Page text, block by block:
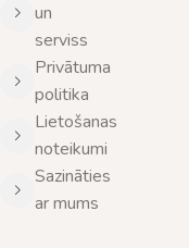
un
serviss
Privātuma
politika
Lietošanas
noteikumi
Sazināties
ar mums